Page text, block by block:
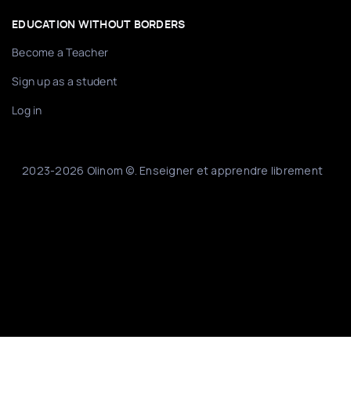
EDUCATION WITHOUT BORDERS
Become a Teacher
Sign up as a student
Log in
2023-2026 Olinom ©. Enseigner et apprendre librement